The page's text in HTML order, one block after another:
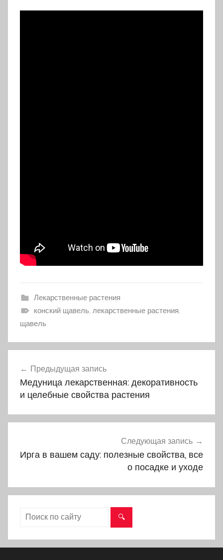
Лекарственные растения
конский щавель, лекарственные растения,
щавель
Навигация
по
Предыдущая запись
Медуница лекарственная: декоративность
и целебные свойства растения
Следующая запись
Ирга в вашем саду: полезные свойства, все
о посадке и уходе